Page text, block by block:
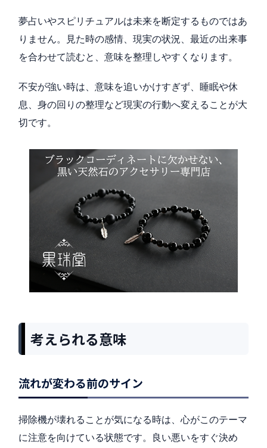
夢占いやスピリチュアルは未来を断定するものではあ
りません。見た時の感情、現実の状況、最近の出来事
を合わせて読むと、意味を整理しやすくなります。
不安が強い時は、意味を追いかけすぎず、睡眠や休
息、身の回りの整理など現実の行動へ変えることが大
切です。
考えられる意味
流れが変わる前のサイン
掃除機が壊れることが気になる時は、心がこのテーマ
に注意を向けている状態です。良い悪いをすぐ決め